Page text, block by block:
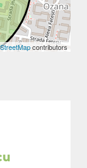
contributors